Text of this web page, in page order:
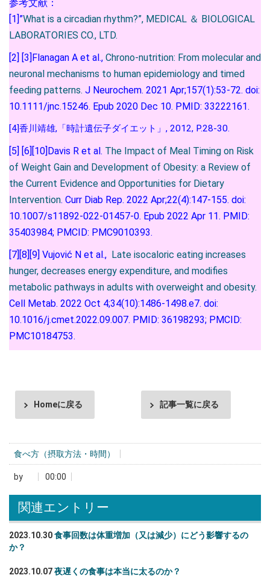
参考文献：
[1]”What is a circadian rhythm?”, MEDICAL ＆ BIOLOGICAL
LABORATORIES CO., LTD.
[2] [3]Flanagan A et al., Chrono-nutrition: From molecular and
neuronal mechanisms to human epidemiology and timed
feeding patterns. J Neurochem. 2021 Apr;157(1):53-72. doi:
10.1111/jnc.15246. Epub 2020 Dec 10. PMID: 33222161.
[4]香川靖雄,「時計遺伝子ダイエット」, 2012, P.28-30.
[5] [6][10]Davis R et al. The Impact of Meal Timing on Risk
of Weight Gain and Development of Obesity: a Review of
the Current Evidence and Opportunities for Dietary
Intervention. Curr Diab Rep. 2022 Apr;22(4):147-155. doi:
10.1007/s11892-022-01457-0. Epub 2022 Apr 11. PMID:
35403984; PMCID: PMC9010393.
[7][8][9] Vujović N et al., Late isocaloric eating increases
hunger, decreases energy expenditure, and modifies
metabolic pathways in adults with overweight and obesity.
Cell Metab. 2022 Oct 4;34(10):1486-1498.e7. doi:
10.1016/j.cmet.2022.09.007. PMID: 36198293; PMCID:
PMC10184753.
Homeに戻る 記事一覧に戻る
食べ方（摂取方法・時間）
by 00:00
関連エントリー
2023.10.30食事回数は体重増加（又は減少）にどう影響するの
か？
2023.10.07夜遅くの食事は本当に太るのか？